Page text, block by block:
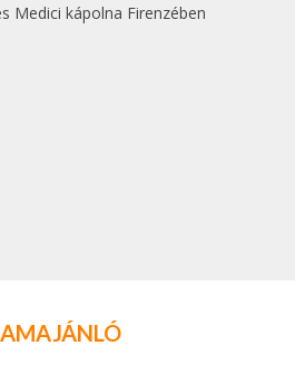
Medici kápolna Firenzében